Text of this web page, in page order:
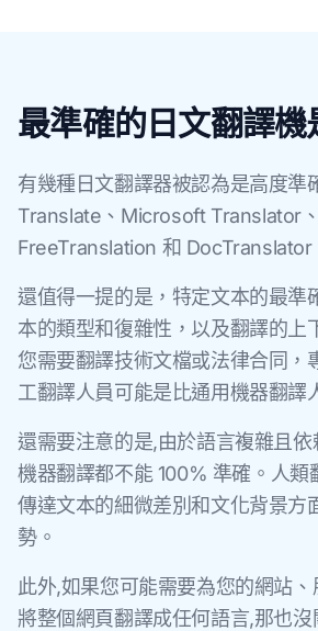
最準確的日文翻譯機
有幾種日文翻譯器被認為是高度準
Translate、Microsoft Translator
FreeTranslation 和 DocTranslator
還值得一提的是，特定文本的最準
本的類型和復雜性，以及翻譯的上
您需要翻譯技術文檔或法律合同，
工翻譯人員可能是比通用機器翻譯
還需要注意的是,由於語言複雜且
機器翻譯都不能 100% 準確。人類
傳達文本的細微差別和文化背景方
勢。
此外,如果您可能需要為您的網站
將整個網頁翻譯成任何語言,那也